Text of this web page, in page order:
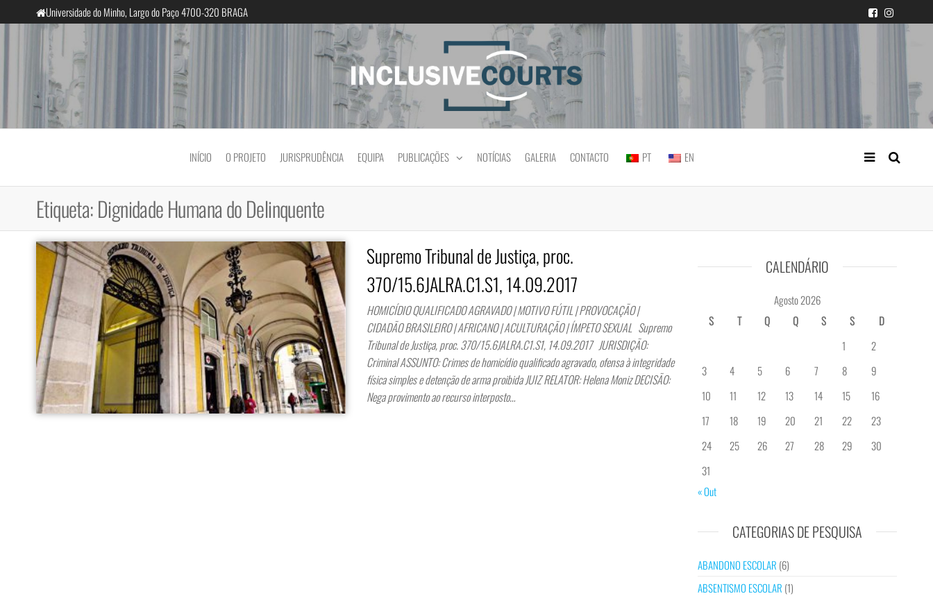
para
Universidade do Minho, Largo do Paço 4700-320 BRAGA
InclusiveCourts Igualdade e diferença cultural na prática judicial portuguesa
INÍCIO O PROJETO JURISPRUDÊNCIA EQUIPA PUBLICAÇÕES NOTÍCIAS GALERIA CONTACTO PT EN
Etiqueta:Dignidade Humana do Delinquente
Supremo Tribunal de Justiça, proc.
370/15.6JALRA.C1.S1, 14.09.2017
HOMICÍDIO QUALIFICADO AGRAVADO | MOTIVO FÚTIL | PROVOCAÇÃO |
CIDADÃO BRASILEIRO | AFRICANO | ACULTURAÇÃO | ÍMPETO SEXUAL Supremo
Tribunal de Justiça, proc. 370/15.6JALRA.C1.S1, 14.09.2017 JURISDIÇÃO:
Criminal ASSUNTO: Crimes de homicídio qualificado agravado, ofensa à integridade
física simples e detenção de arma proibida JUIZ RELATOR: Helena Moniz DECISÃO:
Nega provimento ao recurso interposto…
CALENDÁRIO
Agosto 2026
S
T Q Q S S
D
1
2
3
4 5 6 7 8
9
10
11 12 13 14 15
16
17
18 19 20 21 22
23
24
25 26 27 28 29
30
31
« Out
CATEGORIAS DE PESQUISA
ABANDONO ESCOLAR (6)
ABSENTISMO ESCOLAR (1)